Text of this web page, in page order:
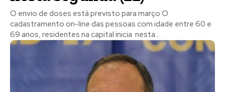
O envio de doses está previsto para março O
cadastramento on-line das pessoas com idade entre 60 e
69 anos, residentes na capital inicia nesta...